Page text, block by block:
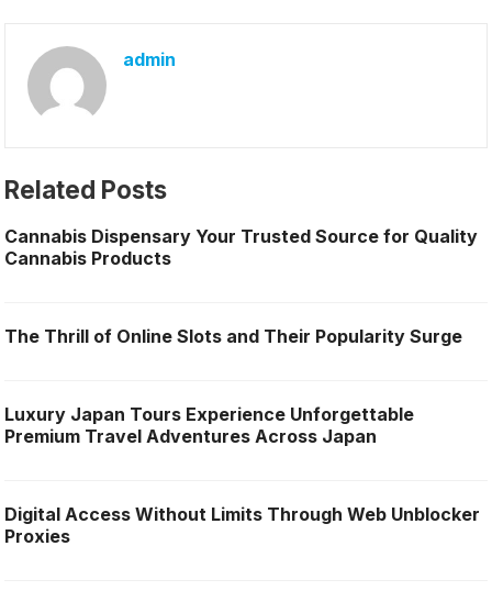
admin
Related Posts
Cannabis Dispensary Your Trusted Source for Quality
Cannabis Products
The Thrill of Online Slots and Their Popularity Surge
Luxury Japan Tours Experience Unforgettable
Premium Travel Adventures Across Japan
Digital Access Without Limits Through Web Unblocker
Proxies